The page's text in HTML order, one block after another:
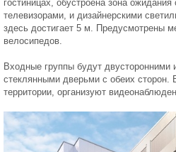
гостиницах, обустроена зона
телевизорами, и дизайнерскими
здесь достигает 5 м. Предусмотрены
велосипедов.
Входные группы будут двусторонними
стеклянными дверьми с обеих сторон.
территории, организуют